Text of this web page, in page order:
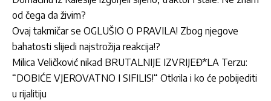
od čega da živim?
Ovaj takmičar se OGLUŠIO O PRAVILA! Zbog njegove
bahatosti slijedi najstrožija reakcija!?
Milica Veličković nikad BRUTALNIJE IZVRIJEĐ*LA Terzu:
“DOBIĆE VJEROVATNO I SIFILIS!“ Otkrila i ko će pobijediti
u rijalitiju